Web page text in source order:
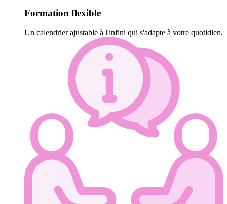
Formation flexible
Un calendrier ajustable à l'infini qui s'adapte à votre quotidien.